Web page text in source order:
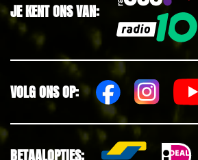
JE KENT ONS VAN:
VOLG ONS OP:
BETAALOPTIES: